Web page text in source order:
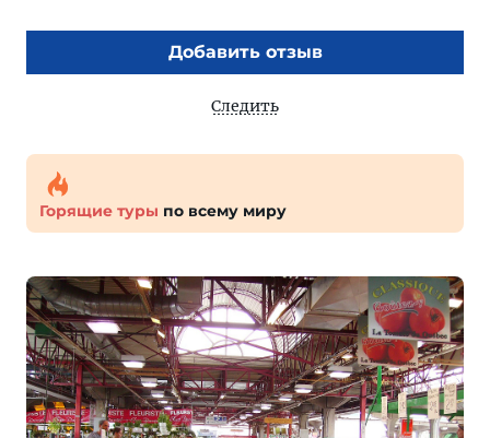
Добавить отзыв
Следить
Горящие туры по всему миру